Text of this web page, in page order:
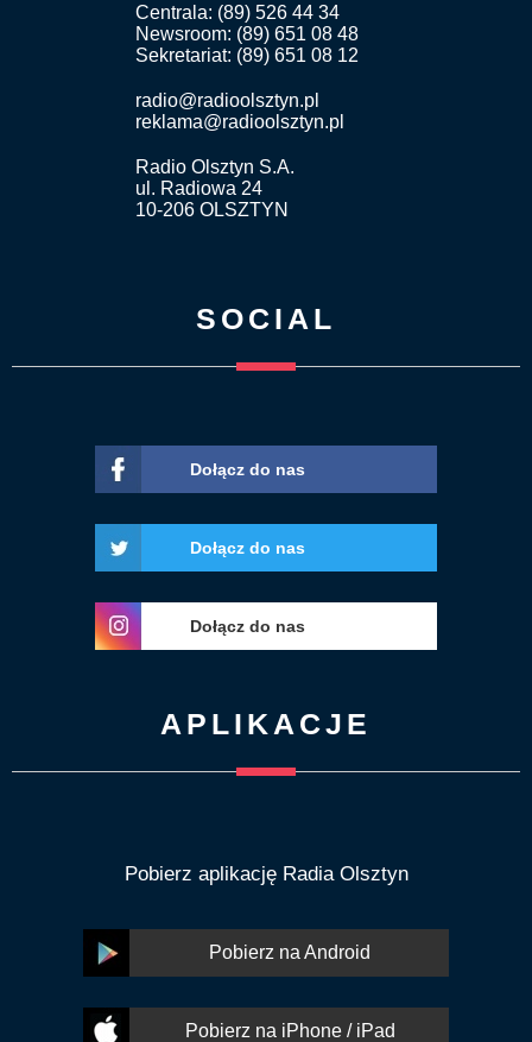
Centrala: (89) 526 44 34
Newsroom: (89) 651 08 48
Sekretariat: (89) 651 08 12
radio@radioolsztyn.pl
reklama@radioolsztyn.pl
Radio Olsztyn S.A.
ul. Radiowa 24
10-206 OLSZTYN
SOCIAL
Dołącz do nas
Dołącz do nas
Dołącz do nas
APLIKACJE
Pobierz aplikację Radia Olsztyn
Pobierz na Android
Pobierz na iPhone / iPad